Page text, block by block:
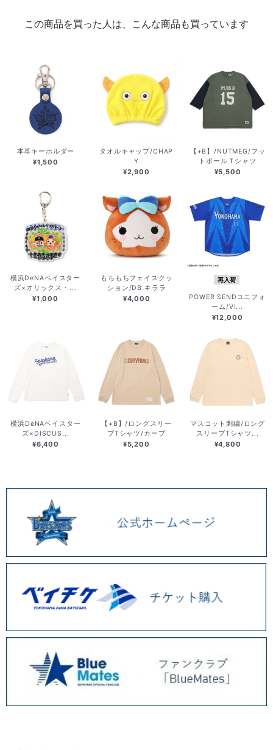
この商品を買った人は、こんな商品も買っています
本革キーホルダー
¥1,500
タオルキャップ/CHAP
Y
¥2,900
【+B】/NUTMEG/フッ
トボールＴシャツ
¥5,500
横浜DeNAベイスター
ズ×オリックス・...
¥1,000
もちもちフェイスクッ
ション/DB.キララ
¥4,000
再入荷
POWER SENDユニフォ
ーム/VI...
¥12,000
横浜DeNAベイスター
ズ×DISCUS...
¥6,400
【+B】/ロングスリー
ブTシャツ/カーブ
¥5,200
マスコット刺繍/ロング
スリーブTシャツ...
¥4,800